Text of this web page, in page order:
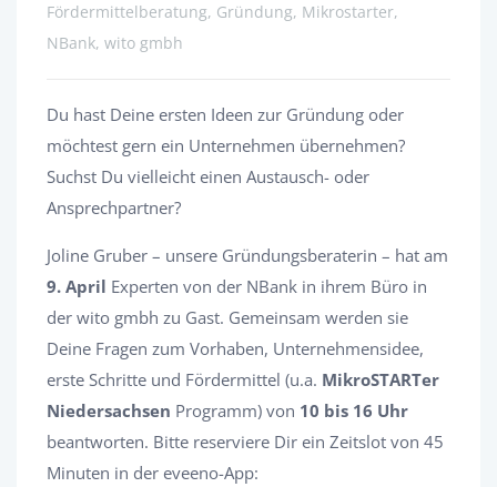
Fördermittelberatung, Gründung, Mikrostarter,
NBank, wito gmbh
Du hast Deine ersten Ideen zur Gründung oder
möchtest gern ein Unternehmen übernehmen?
Suchst Du vielleicht einen Austausch- oder
Ansprechpartner?
Joline Gruber – unsere Gründungsberaterin – hat am
9. April Experten von der NBank in ihrem Büro in
der wito gmbh zu Gast. Gemeinsam werden sie
Deine Fragen zum Vorhaben, Unternehmensidee,
erste Schritte und Fördermittel (u.a. MikroSTARTer
Niedersachsen Programm) von 10 bis 16 Uhr
beantworten. Bitte reserviere Dir ein Zeitslot von 45
Minuten in der eveeno-App: